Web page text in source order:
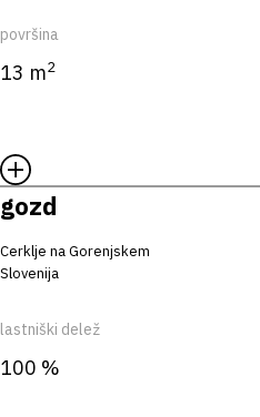
površina
13 m2
gozd
Cerklje na Gorenjskem
Slovenija
lastniški delež
100 %